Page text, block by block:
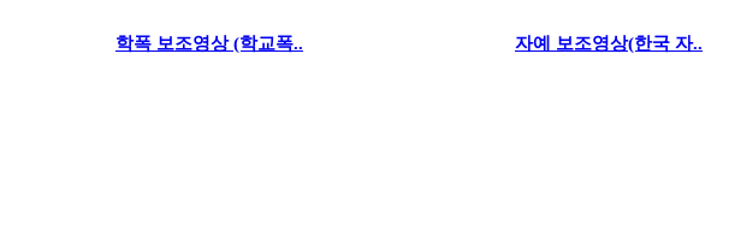
학폭 보조영상 (학교폭.. 자예 보조영상(한국 자..